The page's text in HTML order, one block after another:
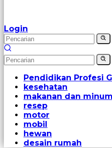
Login
Pendidikan Profesi
kesehatan
makanan dan
resep
motor
mobil
hewan
desain rumah